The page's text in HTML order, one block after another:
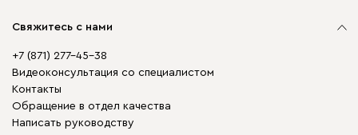
Свяжитесь с нами
+7 (871) 277-45-38
Видеоконсультация со специалистом
Контакты
Обращение в отдел качества
Написать руководству